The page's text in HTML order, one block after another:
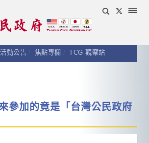
動公告 焦點專欄 TCG 觀察站
參加的竟是「台灣公民政府